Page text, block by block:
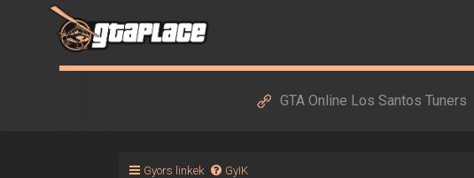
GTA Online Los Santos Tuners
Gyors linkek GyIK